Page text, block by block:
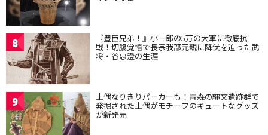
8 『豊臣兄弟！』小一郎の5万の大軍に徹底抗
戦！切腹覚悟で長宗我部元親に降伏を迫った武
将・谷忠澄の生涯
9 土偶なりきりパーカーも！青森の縄文遺跡群で
発掘された土偶がモチーフのキュートなグッズ
が新発売